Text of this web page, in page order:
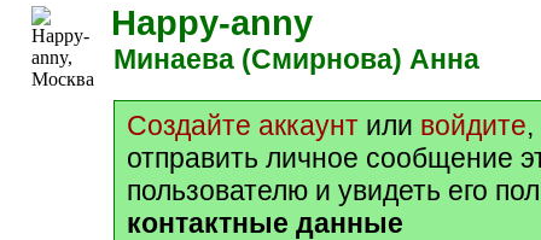
Happy-anny
Минаева (Смирнова) Анна
Создайте аккаунт или войдите
отправить личное сообщение
пользователю и увидеть его
контактные данные